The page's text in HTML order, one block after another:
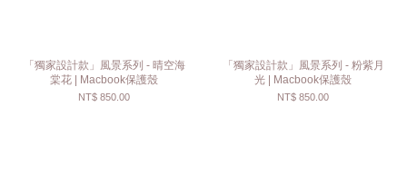
「獨家設計款」風景系列 - 晴空海
棠花 | Macbook保護殼
NT$ 850.00
「獨家設計款」風景系列 - 粉紫月
光 | Macbook保護殼
NT$ 850.00